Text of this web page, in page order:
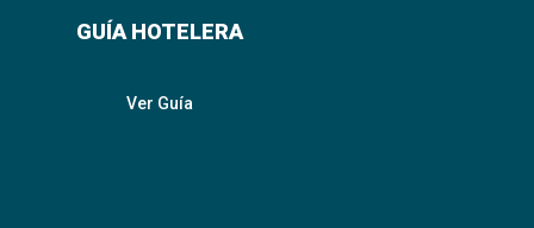
GUÍA HOTELERA
Ver Guía